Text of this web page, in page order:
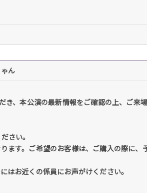
ん
、本公演の最新情報をご確認の上、ご来
さい。
ます。ご希望のお客様は、ご購入の際に、
お近くの係員にお声がけください。